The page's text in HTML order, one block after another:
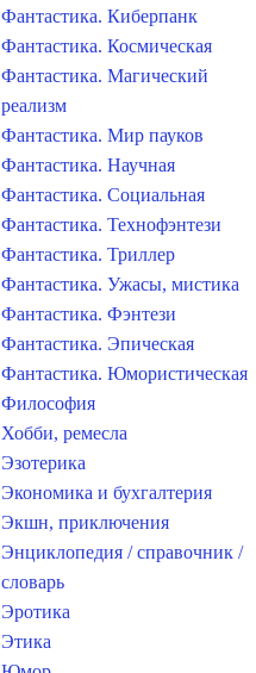
Фантастика. Киберпанк
Фантастика. Космическая
Фантастика. Магический
реализм
Фантастика. Мир пауков
Фантастика. Научная
Фантастика. Социальная
Фантастика. Технофэнтези
Фантастика. Триллер
Фантастика. Ужасы, мистика
Фантастика. Фэнтези
Фантастика. Эпическая
Фантастика. Юмористическая
Философия
Хобби, ремесла
Эзотерика
Экономика и бухгалтерия
Экшн, приключения
Энциклопедия / справочник /
словарь
Эротика
Этика